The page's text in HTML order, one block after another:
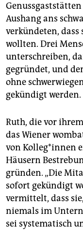
Aushang ans
verkündeten,
wollten. Drei
unterschreiben,
gegründet, und
ohne
gekündigt werden.
Ruth, die vor
das Wiener
von Kol­le­g*in­nen
Häusern
gründen. „Die
sofort gekündigt
vermittelt, dass
niemals im
sei systematisch